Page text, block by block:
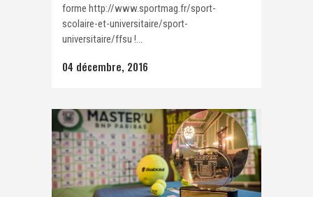
forme http://www.sportmag.fr/sport-
scolaire-et-universitaire/sport-
universitaire/ffsu !...
04 décembre, 2016